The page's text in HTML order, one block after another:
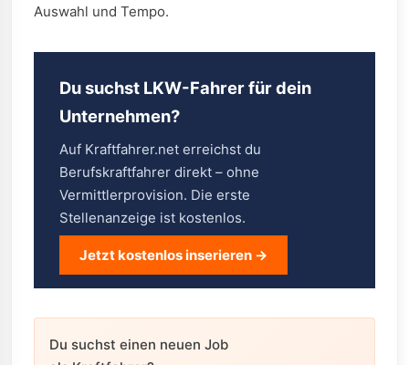
Auswahl und Tempo.
Du suchst LKW-Fahrer für dein
Unternehmen?
Auf Kraftfahrer.net erreichst du
Berufskraftfahrer direkt – ohne
Vermittlerprovision. Die erste
Stellenanzeige ist kostenlos.
Jetzt kostenlos inserieren →
Du suchst einen neuen Job